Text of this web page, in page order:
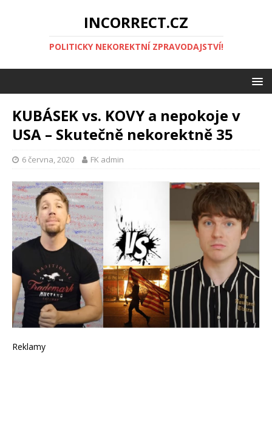
INCORRECT.CZ
POLITICKY NEKOREKTNÍ ZPRAVODAJSTVÍ!
KUBÁSEK vs. KOVY a nepokoje v
USA – Skutečně nekorektně 35
6 června, 2020 FK admin
Reklamy